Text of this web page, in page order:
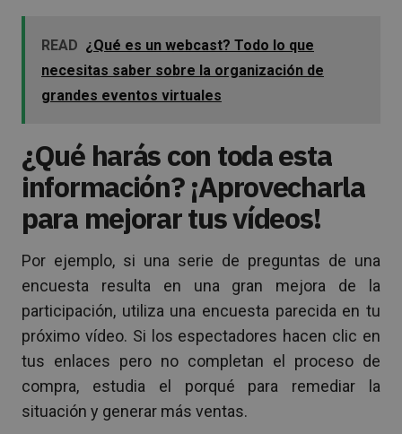
READ ¿Qué es un webcast? Todo lo que
necesitas saber sobre la organización de
grandes eventos virtuales
¿Qué harás con toda esta
información? ¡Aprovecharla
para mejorar tus vídeos!
Por ejemplo, si una serie de preguntas de una
encuesta resulta en una gran mejora de la
participación, utiliza una encuesta parecida en tu
próximo vídeo. Si los espectadores hacen clic en
tus enlaces pero no completan el proceso de
compra, estudia el porqué para remediar la
situación y generar más ventas.